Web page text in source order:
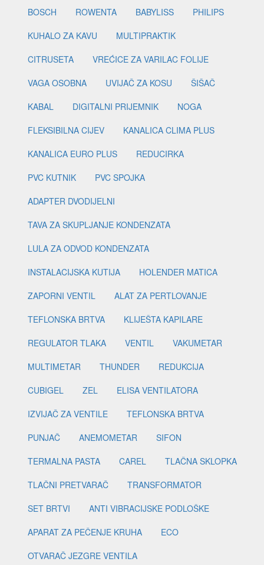
BOSCH
ROWENTA BABYLISS
PHILIPS
KUHALO ZA KAVU
MULTIPRAKTIK
CITRUSETA
VREĆICE ZA VARILAC FOLIJE
VAGA OSOBNA
UVIJAČ ZA KOSU
ŠIŠAČ
KABAL
DIGITALNI PRIJEMNIK
NOGA
FLEKSIBILNA CIJEV
KANALICA CLIMA PLUS
KANALICA EURO PLUS
REDUCIRKA
PVC KUTNIK
PVC SPOJKA
ADAPTER DVODIJELNI
TAVA ZA SKUPLJANJE KONDENZATA
LULA ZA ODVOD KONDENZATA
INSTALACIJSKA KUTIJA
HOLENDER MATICA
ZAPORNI VENTIL
ALAT ZA PERTLOVANJE
TEFLONSKA BRTVA
KLIJEŠTA KAPILARE
REGULATOR TLAKA
VENTIL
VAKUMETAR
MULTIMETAR
THUNDER
REDUKCIJA
CUBIGEL
ZEL
ELISA VENTILATORA
IZVIJAČ ZA VENTILE
TEFLONSKA BRTVA
PUNJAČ
ANEMOMETAR
SIFON
TERMALNA PASTA
CAREL
TLAČNA SKLOPKA
TLAČNI PRETVARAČ
TRANSFORMATOR
SET BRTVI
ANTI VIBRACIJSKE PODLOŠKE
APARAT ZA PEČENJE KRUHA
ECO
OTVARAČ JEZGRE VENTILA